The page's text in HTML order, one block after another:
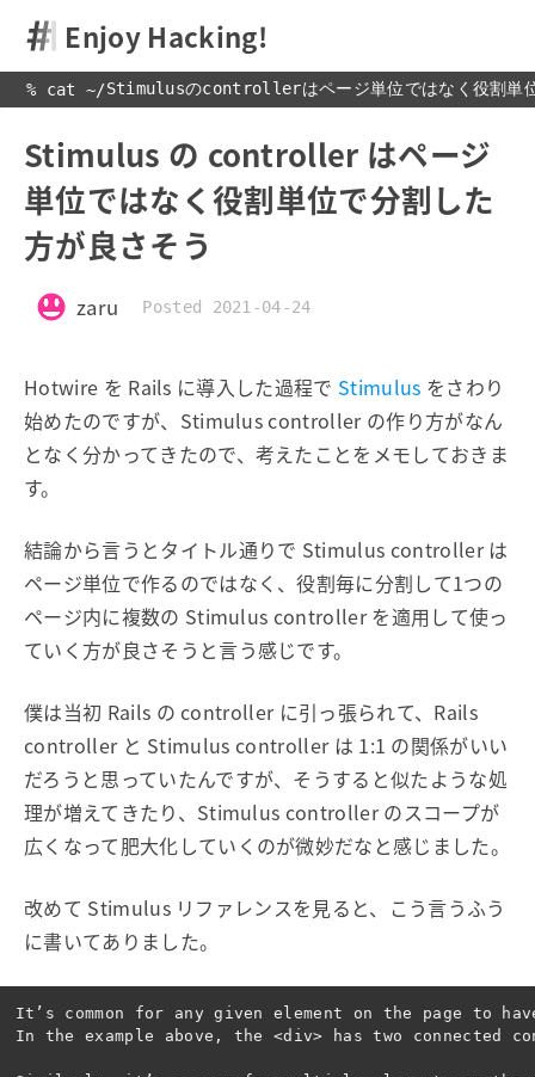
Enjoy Hacking!
% cat ~/Stimulusのcontrollerはページ単位ではなく役割単
Stimulus の controller はページ
単位ではなく役割単位で分割した
方が良さそう
zaru Posted 2021-04-24
Hotwire を Rails に導入した過程で Stimulus をさわり
始めたのですが、Stimulus controller の作り方がなん
となく分かってきたので、考えたことをメモしておきま
す。
結論から言うとタイトル通りで Stimulus controller は
ページ単位で作るのではなく、役割毎に分割して1つの
ページ内に複数の Stimulus controller を適用して使っ
ていく方が良さそうと言う感じです。
僕は当初 Rails の controller に引っ張られて、Rails
controller と Stimulus controller は 1:1 の関係がいい
だろうと思っていたんですが、そうすると似たような処
理が増えてきたり、Stimulus controller のスコープが
広くなって肥大化していくのが微妙だなと感じました。
改めて Stimulus リファレンスを見ると、こう言うふう
に書いてありました。
It’s common for any given element on the page to
In the example above, the <div> has two